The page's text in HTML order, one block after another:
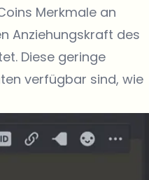
Merkmale an
Anziehungskraft des
Diese geringe
verfügbar sind, wie